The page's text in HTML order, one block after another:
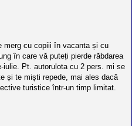
merg cu copiii în vacanta și cu
în care vă puteți pierde răbdarea
Pt. autorulota cu 2 pers. mi se
și te miști repede, mai ales dacă
turistice într-un timp limitat.